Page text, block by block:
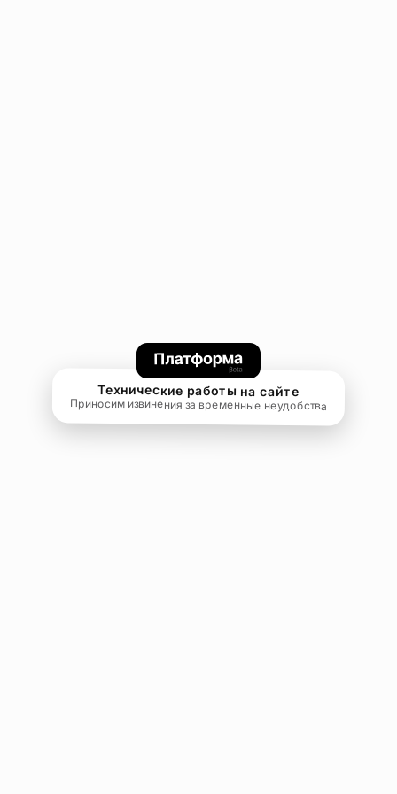
Технические работы на сайте
Приносим извинения за временные неудобства